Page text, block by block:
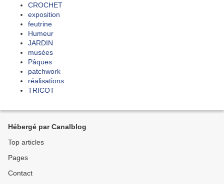
CROCHET
exposition
feutrine
Humeur
JARDIN
musées
Pâques
patchwork
réalisations
TRICOT
Hébergé par Canalblog
Top articles
Pages
Contact